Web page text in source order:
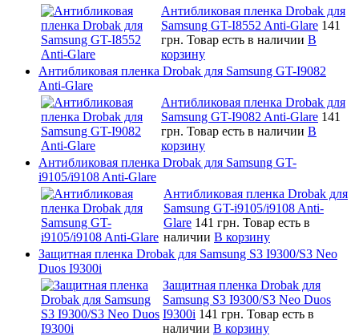
Антибликовая пленка Drobak для
Samsung GT-I8552 Anti-Glare 141
грн. Товар есть в наличии В
корзину
Антибликовая пленка Drobak для Samsung GT-I9082
Anti-Glare
Антибликовая пленка Drobak для
Samsung GT-I9082 Anti-Glare 141
грн. Товар есть в наличии В
корзину
Антибликовая пленка Drobak для Samsung GT-
i9105/i9108 Anti-Glare
Антибликовая пленка Drobak для
Samsung GT-i9105/i9108 Anti-
Glare 141 грн. Товар есть в
наличии В корзину
Защитная пленка Drobak для Samsung S3 I9300/S3 Neo
Duos I9300i
Защитная пленка Drobak для
Samsung S3 I9300/S3 Neo Duos
I9300i 141 грн. Товар есть в
наличии В корзину